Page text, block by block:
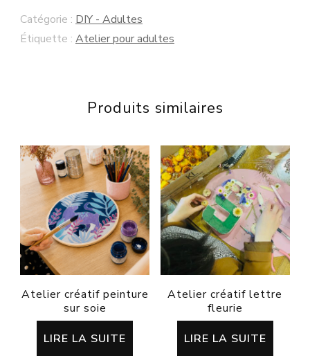
repousser
mercr.
Catégorie : DIY - Adultes
Étiquette : Atelier pour adultes
Produits similaires
Atelier créatif peinture
sur soie
LIRE LA SUITE
Atelier créatif lettre
fleurie
LIRE LA SUITE